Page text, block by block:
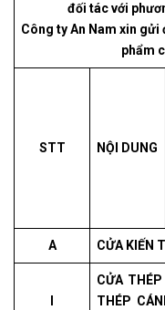
đối tác với
Công ty An Nam xin gửi
phẩm
STT NỘI DUNG
A CỬA KIẾN
CỬA
THÉP